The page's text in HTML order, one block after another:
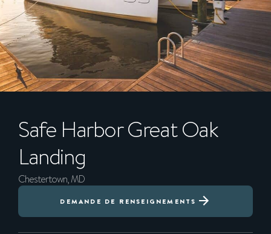
Safe HarborGreat Oak
Landing
Chestertown, MD
DEMANDE DE RENSEIGNEMENTS